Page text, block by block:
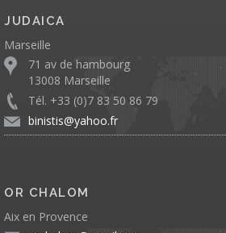
JUDAICA
Marseille
71 av de hambourg
13008 Marseille
Tél. +33 (0)7 83 50 86 79
binistis@yahoo.fr
OR CHALOM
Aix en Provence